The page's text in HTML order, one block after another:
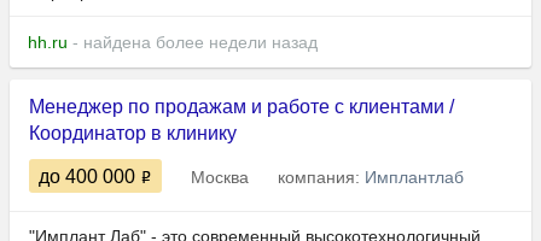
hh.ru - найдена более недели назад
Менеджер по продажам и работе с клиентами /
Координатор в клинику
до 400 000 Москва компания: Имплантлаб
"Имплант Лаб" - это современный высокотехнологичный